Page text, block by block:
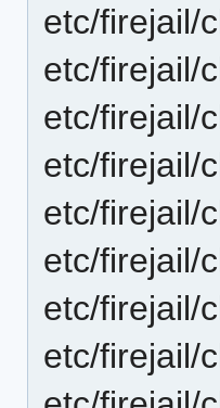
etc/firejail/
etc/firejail/
etc/firejail/
etc/firejail/
etc/firejail/
etc/firejail/
etc/firejail/
etc/firejail/